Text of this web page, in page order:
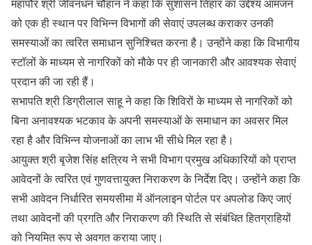
को एक ही स्थान पर विभिन्न विभागों की सेवाएं उपलब्ध कराकर उनकी
समस्याओं का त्वरित समाधान सुनिश्चित करना है। उन्होंने कहा कि विभागीय
स्टॉलों के माध्यम से नागरिकों को मौके पर ही जानकारी और आवश्यक सेवाएं
प्रदान की जा रही हैं।
सभापति श्री डिग्रीलाल साहू ने कहा कि शिविरों के माध्यम से नागरिकों को
बिना अनावश्यक भटकाव के अपनी समस्याओं के समाधान का अवसर मिल
रहा है और विभिन्न योजनाओं का लाभ भी सीधे मिल रहा है।
आयुक्त श्री बृजेश सिंह क्षत्रिय ने सभी विभाग प्रमुख अधिकारियों को प्राप्त
आवेदनों के त्वरित एवं गुणवत्तायुक्त निराकरण के निर्देश दिए। उन्होंने कहा कि
सभी आवेदन निर्धारित समयसीमा में ऑनलाइन पोर्टल पर अपलोड किए जाएं
तथा आवेदनों की प्रगति और निराकरण की स्थिति से संबंधित हितग्राहियों
को नियमित रूप से अवगत कराया जाए।